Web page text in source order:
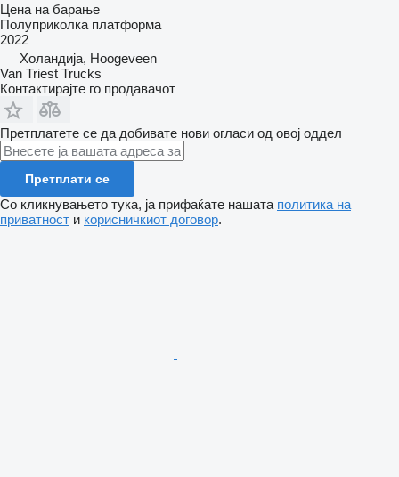
Цена на барање
Полуприколка платформа
2022
Холандија, Hoogeveen
Van Triest Trucks
Контактирајте го продавачот
Претплатете се да добивате нови огласи од овој оддел
Претплати се
Со кликнувањето тука, ја прифаќате нашата политика на
приватност и корисничкиот договор.